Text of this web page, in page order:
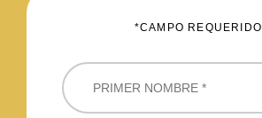
*CAMPO REQUERIDO